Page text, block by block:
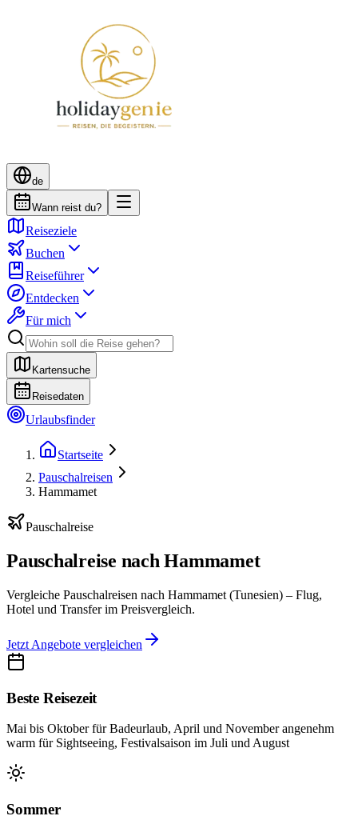
de
Wann reist du?
Reiseziele
Buchen
Reiseführer
Entdecken
Für mich
Kartensuche
Reisedaten
Urlaubsfinder
Startseite
Pauschalreisen
Hammamet
Pauschalreise
Pauschalreise nach Hammamet
Vergleiche Pauschalreisen nach Hammamet (Tunesien) – Flug,
Hotel und Transfer im Preisvergleich.
Jetzt Angebote vergleichen
Beste Reisezeit
Mai bis Oktober für Badeurlaub, April und November angenehm
warm für Sightseeing, Festivalsaison im Juli und August
Sommer